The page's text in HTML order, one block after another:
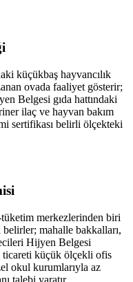
küçükbaş hayvancılık
ovada faaliyet gösterir;
Belgesi gıda hattındaki
ilaç ve hayvan bakım
sertifikası belirli ölçekteki
tüketim merkezlerinden biri
mahalle bakkalları,
Hijyen Belgesi
ticareti küçük ölçekli ofis
okul kurumlarıyla az